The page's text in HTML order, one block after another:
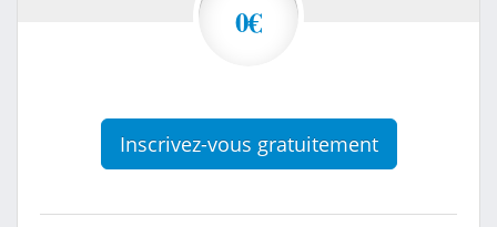
0€
Inscrivez-vous gratuitement